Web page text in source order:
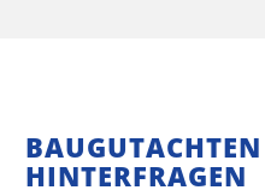
HINTERFRAGEN